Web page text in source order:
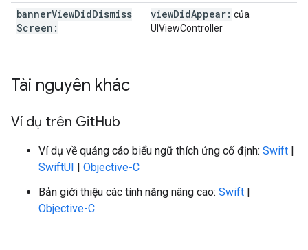
bannerViewDidDismiss
Screen:
viewDidAppear: của
UIViewController
Tài nguyên khác
Ví dụ trên GitHub
Ví dụ về quảng cáo biểu ngữ thích ứng cố định: Swift |
SwiftUI | Objective-C
Bản giới thiệu các tính năng nâng cao: Swift |
Objective-C